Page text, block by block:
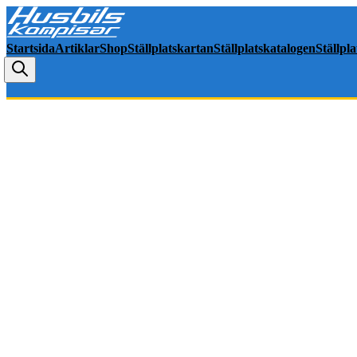
StartsidaArtiklarShopStällplatskartanStällplatskatalogen